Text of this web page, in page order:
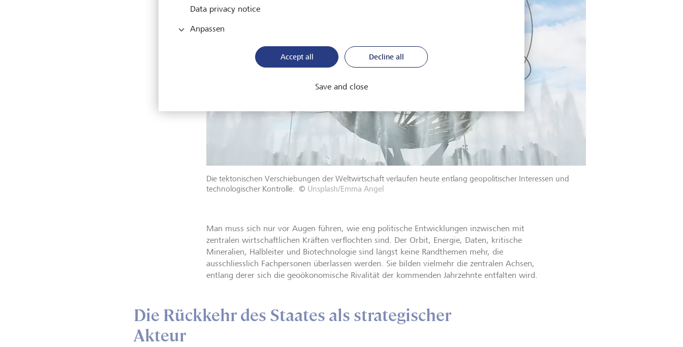
Die tektonischen Verschiebungen der Weltwirtschaft verlaufen heute entlang geopolitischer Interessen und
technologischer Kontrolle. © Unsplash/Emma Angel
Man muss sich nur vor Augen führen, wie eng politische Entwicklungen inzwischen mit
zentralen wirtschaftlichen Kräften verflochten sind. Der Orbit, Energie, Daten, kritische
Mineralien, Halbleiter und Biotechnologie sind längst keine Randthemen mehr, die
ausschliesslich Fachpersonen überlassen werden. Sie bilden vielmehr die zentralen Achsen,
entlang derer sich die geoökonomische Rivalität der kommenden Jahrzehnte entfalten wird.
Die Rückkehr des Staates als strategischer
Akteur
Data privacy notice
Anpassen
Accept all Decline all
Save and close